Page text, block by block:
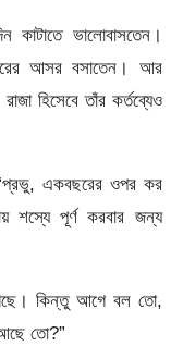
কাটাতে ভালোবাসতেন।
আসর বসাতেন। আর
হিসেবে তাঁর কর্তব্যেও
একবছরের ওপর কর
শস্যে পূর্ণ করবার জন্য
কিন্তু আগে বল তো,
তো?”